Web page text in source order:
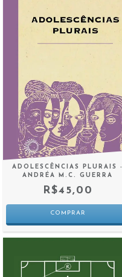
ADOLESCÊNCIAS PLURAIS -
ANDRÉA M.C. GUERRA
R$45,00